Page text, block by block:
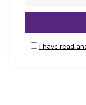
I have read